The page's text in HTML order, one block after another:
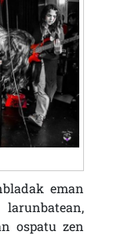
eman
ospatu zen